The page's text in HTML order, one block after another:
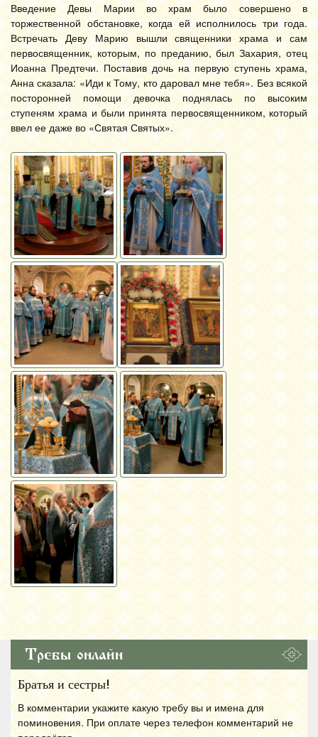
Введение Девы Марии во храм было совершено в
торжественной обстановке, когда ей исполнилось три года.
Встречать Деву Марию вышли священники храма и сам
первосвященник, которым, по преданию, был Захария, отец
Иоанна Предтечи. Поставив дочь на первую ступень храма,
Анна сказала: «Иди к Тому, кто даровал мне тебя». Без всякой
посторонней помощи девочка поднялась по высоким
ступеням храма и были принята первосвященником, который
ввел ее даже во «Святая Святых».
Требы онлайн
Братья и сестры!
В комментарии укажите какую требу вы и имена для
поминовения. При оплате через телефон комментарий не